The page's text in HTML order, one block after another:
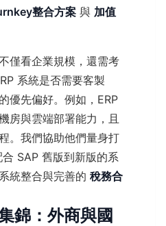
整合方案 與 加值
僅看企業規模，還需考
系統是否需要客製
優先偏好。例如，ERP
房與雲端部署能力，且
。我們協助他們量身打
SAP 舊版到新版的系
統整合與完善的 稅務合
錦：外商與國